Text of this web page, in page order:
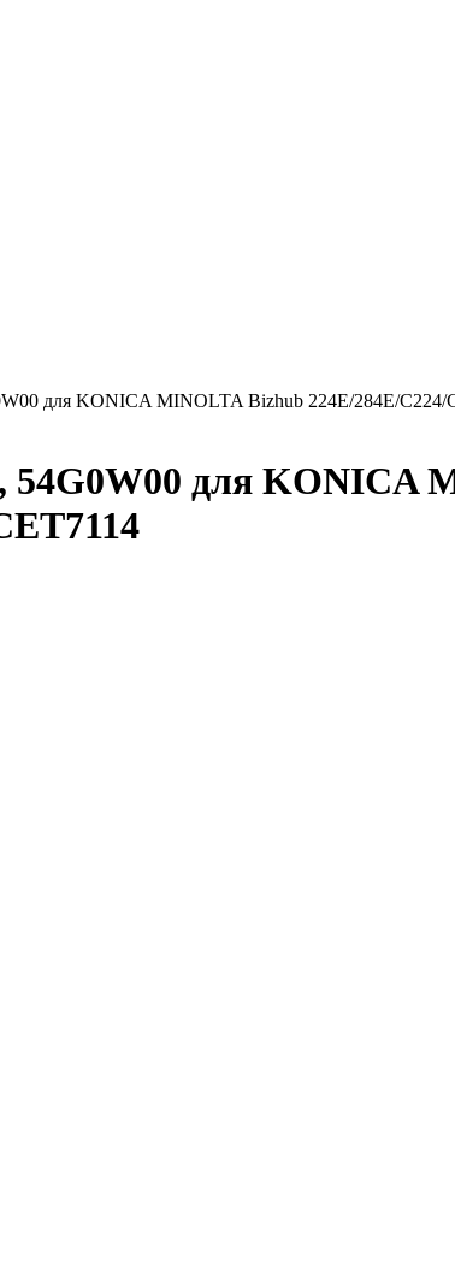
для KONICA MINOLTA Bizhub 224E/284E/C224/
54G0W00 для KONICA